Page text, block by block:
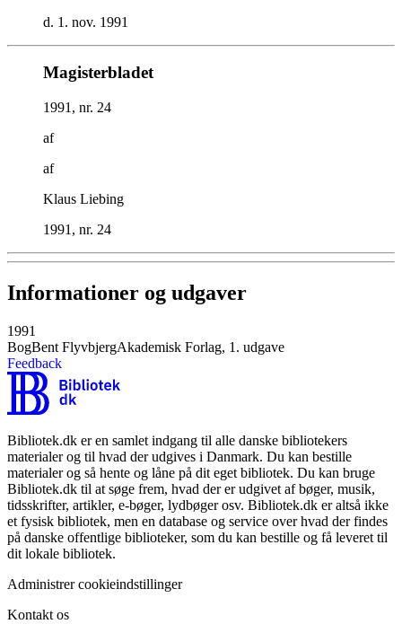
d. 1. nov. 1991
Magisterbladet
1991, nr. 24
af
af
Klaus Liebing
1991, nr. 24
Informationer og udgaver
1991
BogBent FlyvbjergAkademisk Forlag, 1. udgave
Feedback
Bibliotek.dk er en samlet indgang til alle danske bibliotekers
materialer og til hvad der udgives i Danmark. Du kan bestille
materialer og så hente og låne på dit eget bibliotek. Du kan bruge
Bibliotek.dk til at søge frem, hvad der er udgivet af bøger, musik,
tidsskrifter, artikler, e-bøger, lydbøger osv. Bibliotek.dk er altså ikke
et fysisk bibliotek, men en database og service over hvad der findes
på danske offentlige biblioteker, som du kan bestille og få leveret til
dit lokale bibliotek.
Administrer cookieindstillinger
Kontakt os